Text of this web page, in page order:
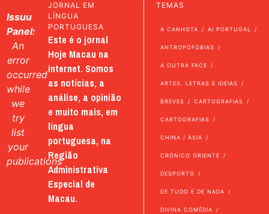
Issuu
Panel:
An
error
occurred
while
we
try
list
your
publications
JORNAL EM
LÍNGUA
PORTUGUESA
Este é o jornal
Hoje Macau na
internet. Somos
as notícias, a
análise, a opinião
e muito mais, em
língua
portuguesa, na
Região
Administrativa
Especial de
Macau.
TEMAS
A CANHOTA AI PORTUGAL
ANTROPOFOBIAS
A OUTRA FACE
ARTES, LETRAS E IDEIAS
BREVES CARTOGRAFIAS
CARTOGRAFIAS
CHINA / ÁSIA
CRÓNICO ORIENTE
DESPORTO
DE TUDO E DE NADA
DIVINA COMÉDIA